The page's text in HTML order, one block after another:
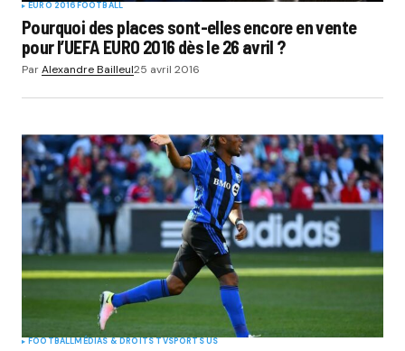
EURO 2016FOOTBALL
Pourquoi des places sont-elles encore en vente
pour l’UEFA EURO 2016 dès le 26 avril ?
ParAlexandre Bailleul25 avril 2016
FOOTBALLMÉDIAS & DROITS TVSPORTS US